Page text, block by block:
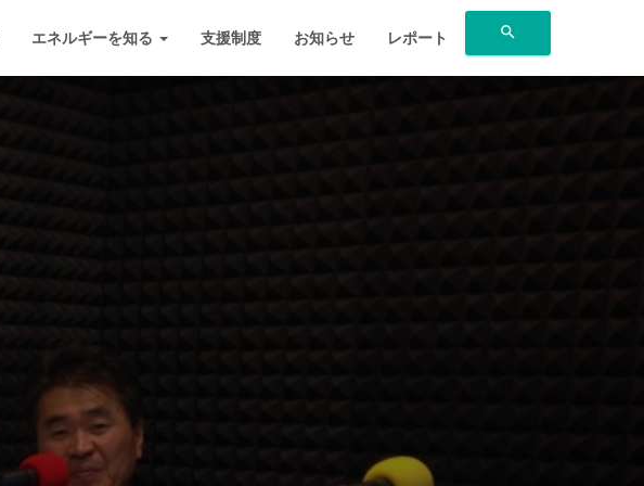
search
エネルギーを知る 支援制度 お知らせ レポート